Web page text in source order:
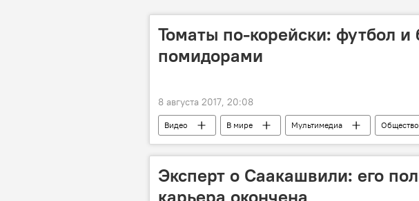
Томаты по-корейски: футбол и
помидорами
8 августа 2017, 20:08
Видео В мире Мультимедиа Общество
фестиваль
помидор томат
Эксперт о Саакашвили: его